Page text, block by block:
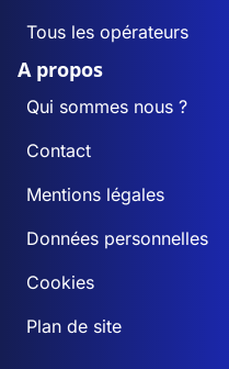
Tous les opérateurs
A propos
Qui sommes nous ?
Contact
Mentions légales
Données personnelles
Cookies
Plan de site